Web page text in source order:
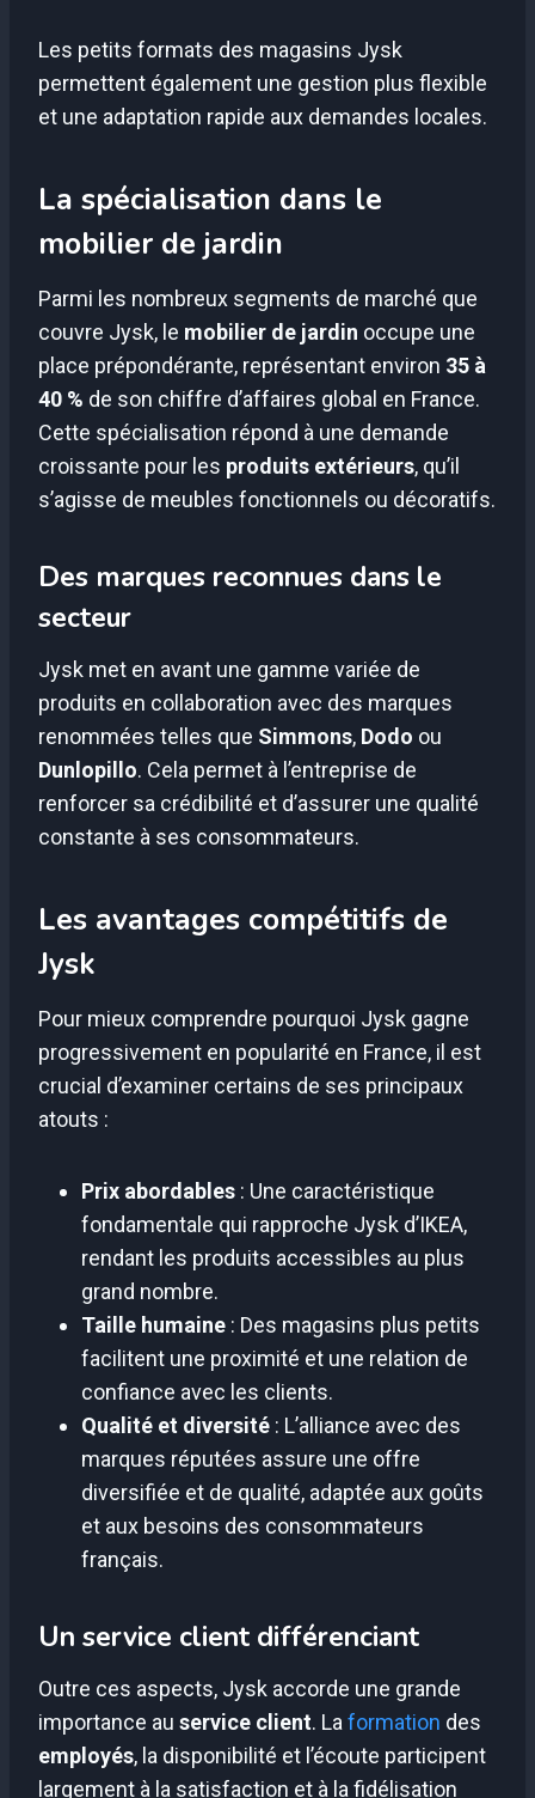
Les petits formats des magasins Jysk
permettent également une gestion plus flexible
et une adaptation rapide aux demandes locales.
La spécialisation dans le
mobilier de jardin
Parmi les nombreux segments de marché que
couvre Jysk, le mobilier de jardin occupe une
place prépondérante, représentant environ 35 à
40 % de son chiffre d’affaires global en France.
Cette spécialisation répond à une demande
croissante pour les produits extérieurs, qu’il
s’agisse de meubles fonctionnels ou décoratifs.
Des marques reconnues dans le
secteur
Jysk met en avant une gamme variée de
produits en collaboration avec des marques
renommées telles que Simmons, Dodo ou
Dunlopillo. Cela permet à l’entreprise de
renforcer sa crédibilité et d’assurer une qualité
constante à ses consommateurs.
Les avantages compétitifs de
Jysk
Pour mieux comprendre pourquoi Jysk gagne
progressivement en popularité en France, il est
crucial d’examiner certains de ses principaux
atouts :
Prix abordables : Une caractéristique
fondamentale qui rapproche Jysk d’IKEA,
rendant les produits accessibles au plus
grand nombre.
Taille humaine : Des magasins plus petits
facilitent une proximité et une relation de
confiance avec les clients.
Qualité et diversité : L’alliance avec des
marques réputées assure une offre
diversifiée et de qualité, adaptée aux goûts
et aux besoins des consommateurs
français.
Un service client différenciant
Outre ces aspects, Jysk accorde une grande
importance au service client. La formation des
employés, la disponibilité et l’écoute participent
largement à la satisfaction et à la fidélisation